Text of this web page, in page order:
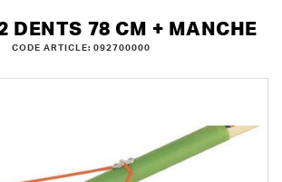
DENTS 78 CM + MANCHE
CODE ARTICLE: 092700000